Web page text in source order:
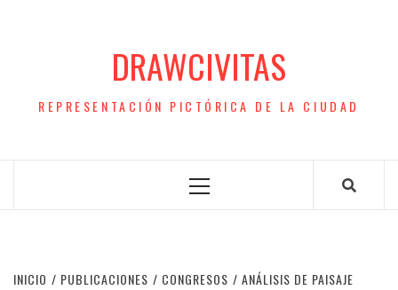
DRAWCIVITAS
REPRESENTACIÓN PICTÓRICA DE LA CIUDAD
Menú
INICIO PUBLICACIONES CONGRESOS
ANÁLISIS DE PAISAJE